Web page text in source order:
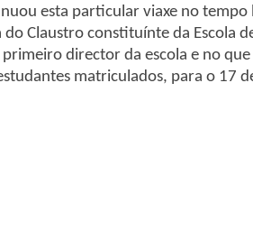
esta particular viaxe no
do Claustro constituínte da Escola
primeiro director da escola e no
matriculados, para o 17